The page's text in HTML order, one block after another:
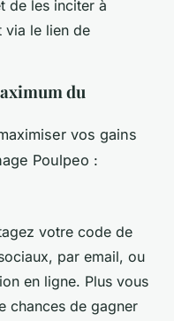
de les inciter à
via le lien de
du
vos gains
Poulpeo :
votre code de
par email, ou
en ligne. Plus vous
chances de gagner